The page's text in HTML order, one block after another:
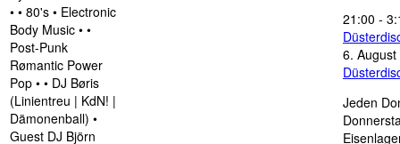
• • 80's • Electronic
Body Music • •
Post-Punk
Rømantic Power
Pop • • DJ Børis
(Linientreu | KdN! |
Dämonenball) •
Guest DJ Björn
21:00 -
6.
Jeden